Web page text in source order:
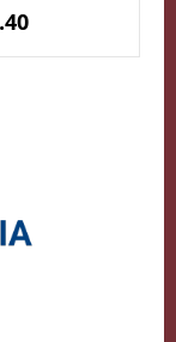
Artificial